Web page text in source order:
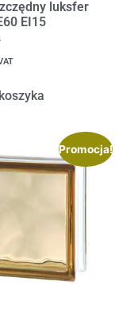
luksfer
EI15
Promocja!